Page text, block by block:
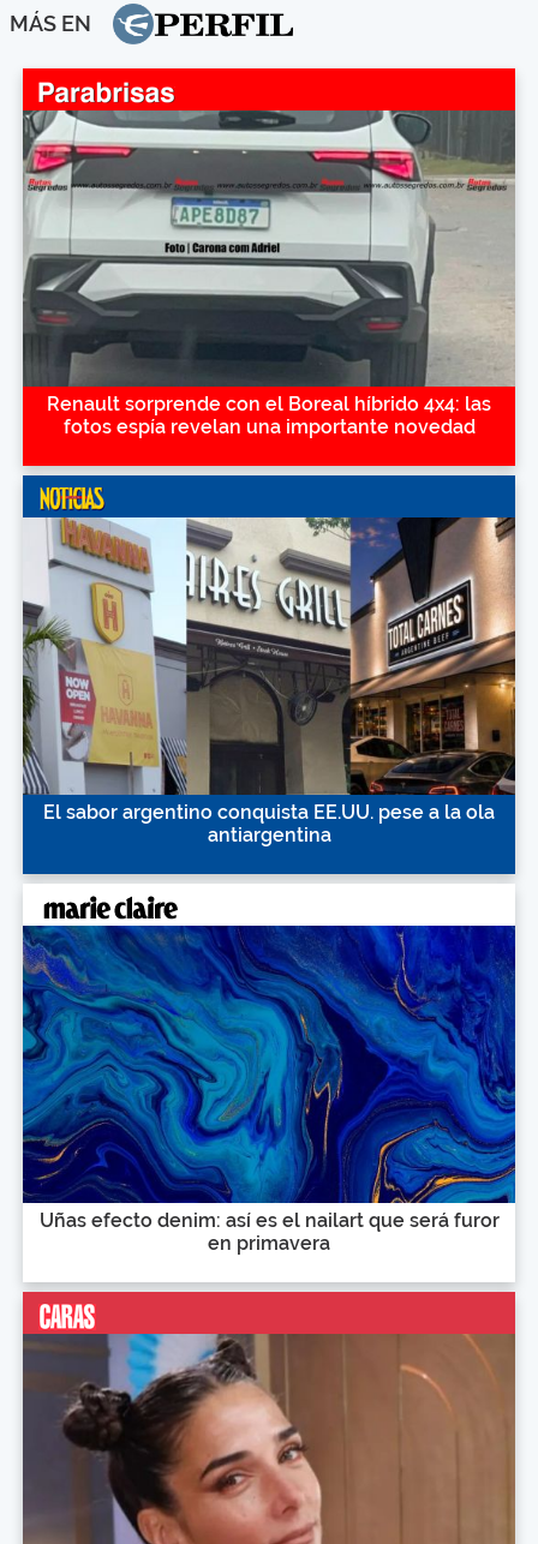
MÁS EN
Renault sorprende con el Boreal híbrido 4x4: las
fotos espía revelan una importante novedad
El sabor argentino conquista EE.UU. pese a la ola
antiargentina
Uñas efecto denim: así es el nailart que será furor
en primavera